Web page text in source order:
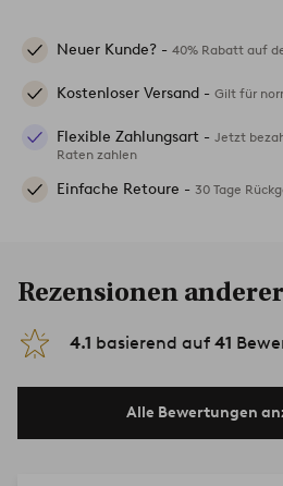
Neuer Kunde? - 40% Rabatt auf
Kostenloser Versand - Gilt für
Flexible Zahlungsart - Jetzt
Raten zahlen
Einfache Retoure - 30 Tage
Rezensionen
4.1 basierend auf 41
Alle Bewertungen